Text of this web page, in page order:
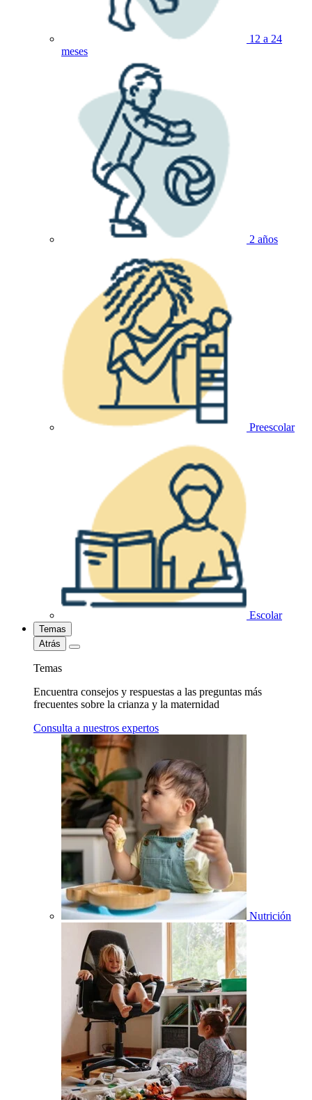
12 a 24
meses
2 años
Preescolar
Escolar
Temas
Atrás
Temas
Encuentra consejos y respuestas a las preguntas más
frecuentes sobre la crianza y la maternidad
Consulta a nuestros expertos
Nutrición